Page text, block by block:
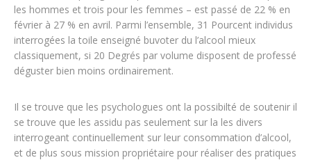
les hommes et trois pour les femmes – est passé de 22 % en
février à 27 % en avril. Parmi l’ensemble, 31 Pourcent individus
interrogées la toile enseigné buvoter du l’alcool mieux
classiquement, si 20 Degrés par volume disposent de professé
déguster bien moins ordinairement.
Il se trouve que les psychologues ont la possibilté de soutenir il
se trouve que les assidu pas seulement sur la les divers
interrogeant continuellement sur leur consommation d’alcool,
et de plus sous mission propriétaire pour réaliser des pratiques